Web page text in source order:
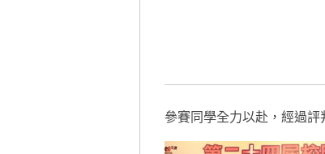
參賽同學全力以赴，經過